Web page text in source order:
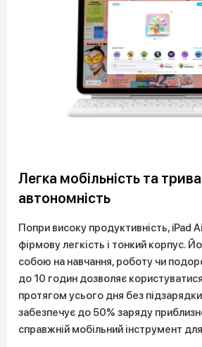
Легка мобільність та
автономність
Попри високу продуктивність, iPad
фірмову легкість і тонкий корпус.
собою на навчання, роботу чи
до 10 годин дозволяє
протягом усього дня без
забезпечує до 50% заряду
справжній мобільний інструмент